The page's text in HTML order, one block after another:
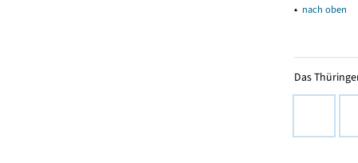
▴ nach oben
Das